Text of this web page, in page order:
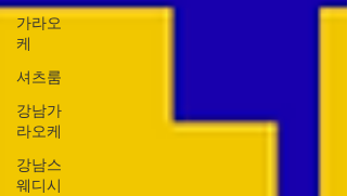
가라오
케
셔츠룸
강남가
라오케
강남스
웨디시